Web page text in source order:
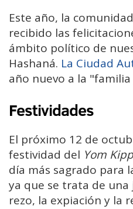
Este año, la
recibido las
ámbito político de
Hashaná. La Ciudad
año nuevo a la
Festividades
El próximo 12 de
festividad del Yom
día más sagrado para
ya que se trata de
rezo, la expiación y la